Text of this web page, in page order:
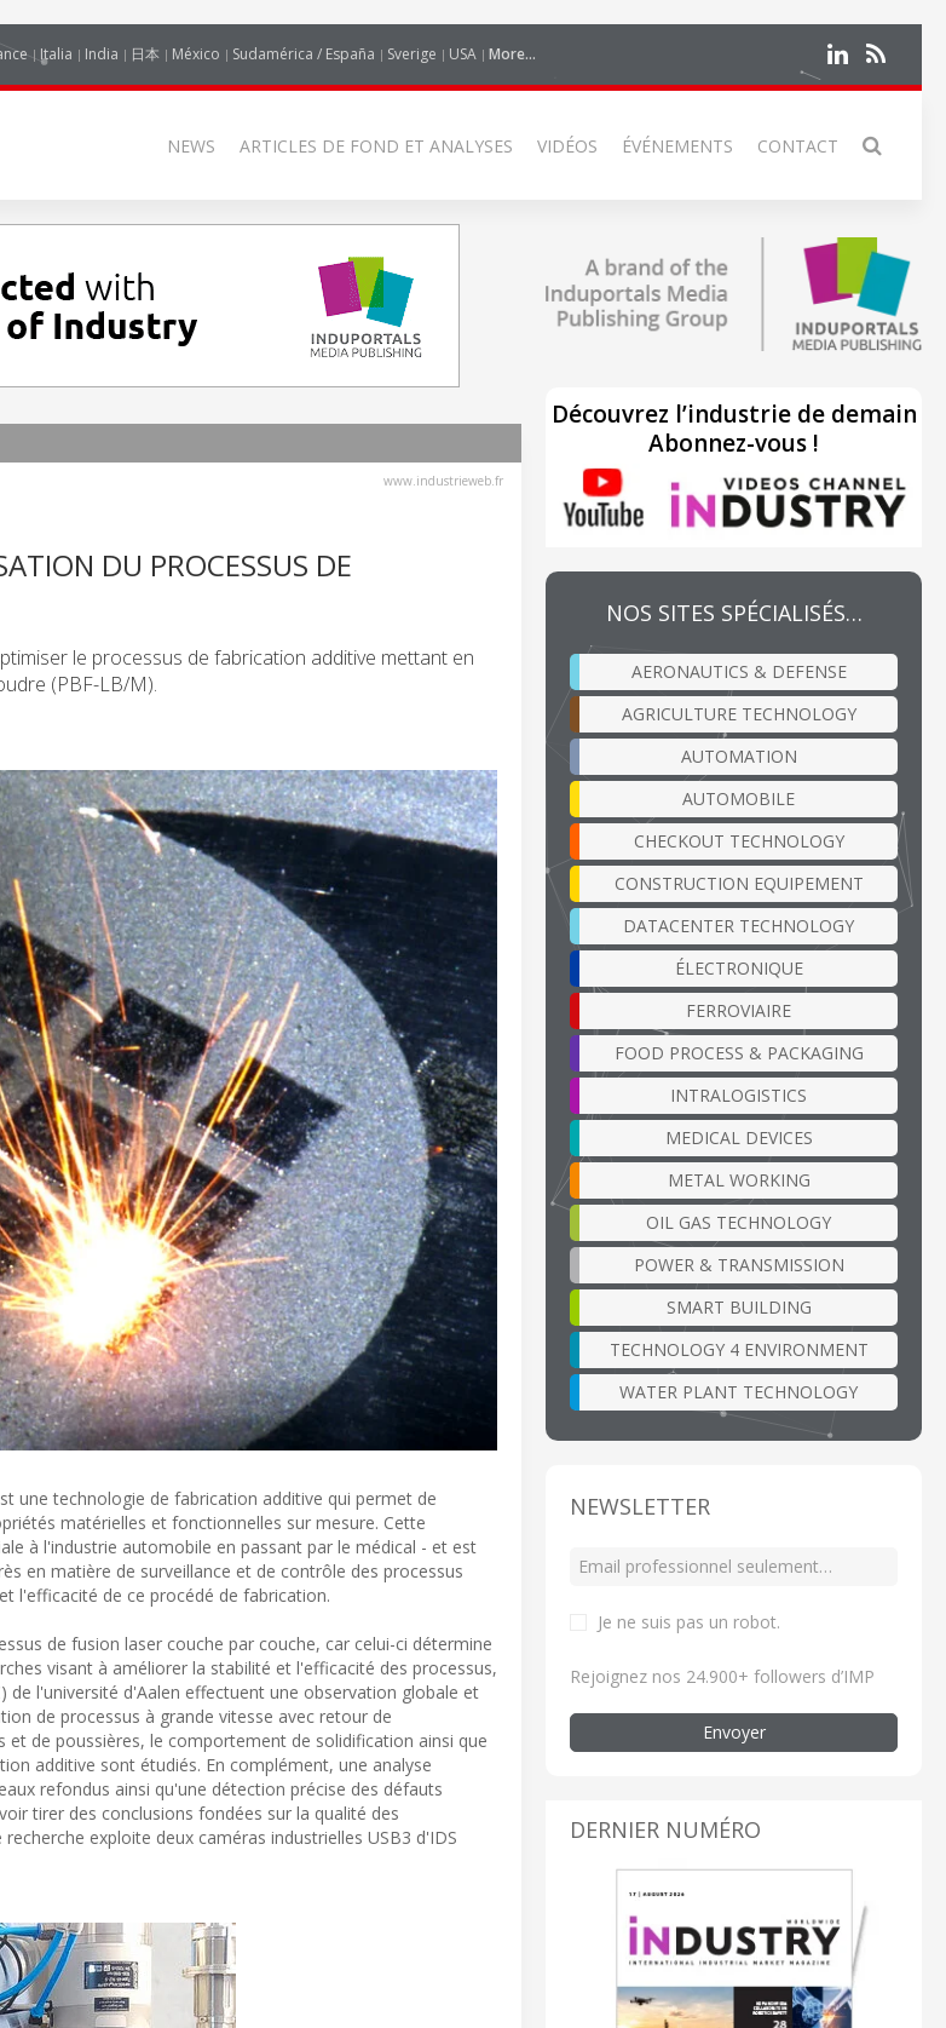
Italia India 日本 México Sudamérica / España Sverige USA More...
NEWS ARTICLES DE FOND ET ANALYSES VIDÉOS ÉVÉNEMENTS CONTACT
www.industrieweb.fr
DU PROCESSUS DE
le processus de fabrication additive mettant en
(PBF-LB/M).
une technologie de fabrication additive qui permet de
matérielles et fonctionnelles sur mesure. Cette
à l'industrie automobile en passant par le médical - et est
en matière de surveillance et de contrôle des processus
l'efficacité de ce procédé de fabrication.
de fusion laser couche par couche, car celui-ci détermine
visant à améliorer la stabilité et l'efficacité des processus,
l'université d'Aalen effectuent une observation globale et
de processus à grande vitesse avec retour de
de poussières, le comportement de solidification ainsi que
additive sont étudiés. En complément, une analyse
refondus ainsi qu'une détection précise des défauts
tirer des conclusions fondées sur la qualité des
exploite deux caméras industrielles USB3 d'IDS
Découvrez l’industrie de demain
Abonnez-vous !
NOS SITES SPÉCIALISÉS…
AERONAUTICS & DEFENSE
AGRICULTURE TECHNOLOGY
AUTOMATION
AUTOMOBILE
CHECKOUT TECHNOLOGY
CONSTRUCTION EQUIPEMENT
DATACENTER TECHNOLOGY
ÉLECTRONIQUE
FERROVIAIRE
FOOD PROCESS & PACKAGING
INTRALOGISTICS
MEDICAL DEVICES
METAL WORKING
OIL GAS TECHNOLOGY
POWER & TRANSMISSION
SMART BUILDING
TECHNOLOGY 4 ENVIRONMENT
WATER PLANT TECHNOLOGY
NEWSLETTER
Je ne suis pas un robot.
Rejoignez nos 24.900+ followers d’IMP
Envoyer
DERNIER NUMÉRO